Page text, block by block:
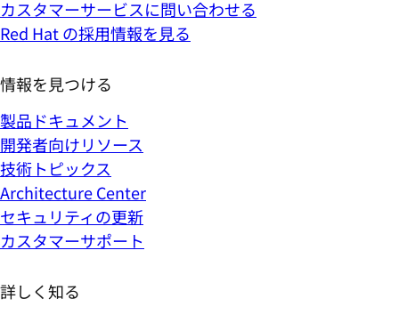
カスタマーサービスに問い合わせる
Red Hat の採用情報を見る
情報を見つける
製品ドキュメント
開発者向けリソース
技術トピックス
Architecture Center
セキュリティの更新
カスタマーサポート
詳しく知る